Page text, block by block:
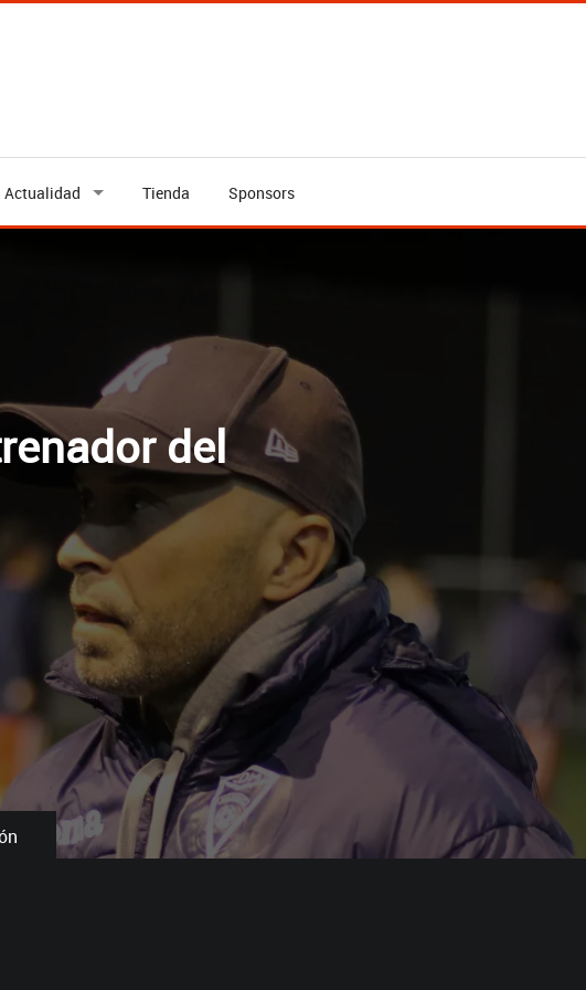
Actualidad Tienda Sponsors
DEL
PARA LA ACTUAL
del
Club Deportivo